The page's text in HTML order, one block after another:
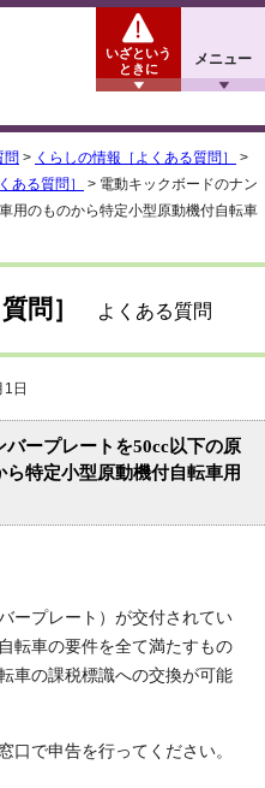
メニュー
いざという
ときに
問 > くらしの情報［よくある質問］
>
ある質問］
> 電動キックボードのナン
用のものから特定小型原動機付自転車
問］ よくある質問
日
ープレートを50cc以下の原
特定小型原動機付自転車用
ープレート）が交付されてい
転車の要件を全て満たすもの
車の課税標識への交換が可能
口で申告を行ってください。